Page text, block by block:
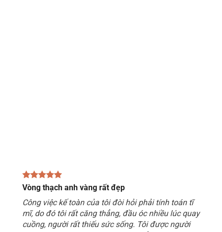
Vòng thạch anh vàng rất đẹp
Công việc kế toàn của tôi đòi hỏi phải tính toán tĩ
mĩ, do đó tôi rất căng thẳng, đầu óc nhiều lúc quay
cuồng, người rất thiếu sức sống. Tôi được người